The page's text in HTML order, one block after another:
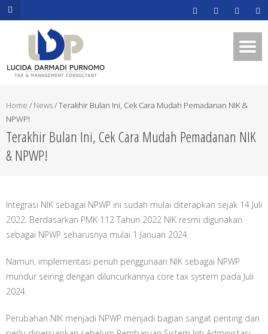
.mapouter{position:relative;text-
Home / News/Terakhir Bulan Ini, Cek Cara Mudah Pemadanan NIK &
NPWP!
Terakhir Bulan Ini, Cek Cara Mudah Pemadanan NIK
& NPWP!
Integrasi NIK sebagai NPWP ini sudah mulai diterapkan sejak 14 Juli
2022. Berdasarkan PMK 112 Tahun 2022 NIK resmi digunakan
sebagai NPWP seharusnya mulai 1 Januari 2024.
Namun, implementasi penuh penggunaan NIK sebagai NPWP
mundur seiring dengan diluncurkannya core tax system pada Juli
2024.
Perubahan NIK menjadi NPWP menjadi bagian sangat penting dan